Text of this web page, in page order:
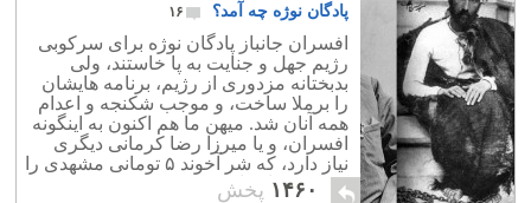
پادگان نوژه چه آمد؟
۱۶
افسران جانباز پادگان نوژه برای سرکوبی
رژیم جهل و جنایت به پا خاستند، ولی
بدبختانه مزدوری از رژیم، برنامه هایشان
را برملا ساخت، و موجب شکنجه و اعدام
همه آنان شد. میهن ما هم اکنون به اینگونه
افسران، و یا میرزا رضا کرمانی دیگری
نیاز دارد، که شر آخوند ۵ تومانی مشهدی را
کم کرده، او را به جهنم فرستند.
۱۴۶۰ پخش